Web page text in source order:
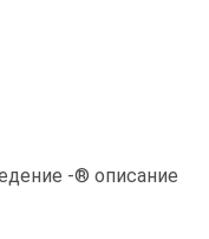
-® описание